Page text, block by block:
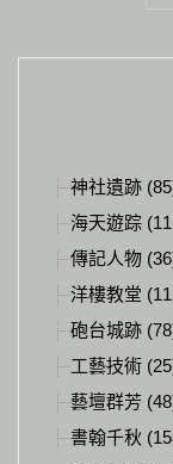
神社遺跡
海天遊踪
傳記人物
洋樓教堂
砲台城跡
工藝技術
藝壇群芳
書翰千秋